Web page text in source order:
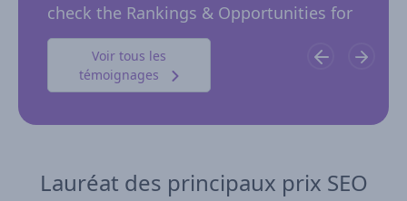
check the Rankings & Opportunities for
possible trending keywords not…
Voir tous les
témoignages
Lauréat des principaux prix SEO